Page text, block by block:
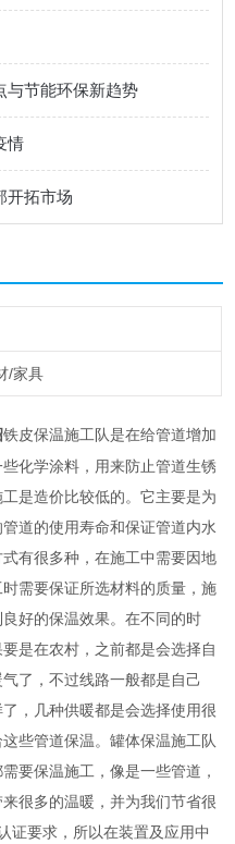
与节能环保新趋势
情
开拓市场
/家具
铁皮保温施工队是在给管道增加
化学涂料，用来防止管道生锈
是造价比较低的。它主要是为
道的使用寿命和保证管道内水
有很多种，在施工中需要因地
需要保证所选材料的质量，施
好的保温效果。在不同的时
是在农村，之前都是会选择自
了，不过线路一般都是自己
，几种供暖都是会选择使用很
些管道保温。罐体保温施工队
要保温施工，像是一些管道，
很多的温暖，并为我们节省很
证要求，所以在装置及应用中